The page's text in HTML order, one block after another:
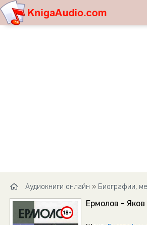
Аудиокниги онлайн » Биографии,
Ермолов - Яков